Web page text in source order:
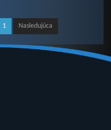
1 Nasledujúca